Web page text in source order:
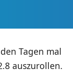
Tagen mal
auszurollen.